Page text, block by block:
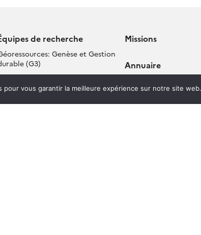
de recherche
Genèse et Gestion
(G3)
Interne – Lithosphère (TIL)
et Géodésie Spatiale
Lithosphère – Océans –
Missions
Annuaire
Évènements
pour vous garantir la meilleure expérience sur notre site